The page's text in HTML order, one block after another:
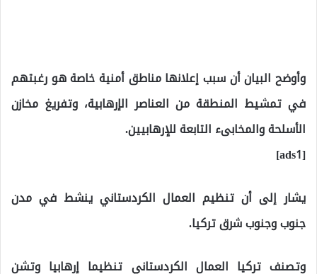
وأوضح البيان أن سبب إعلانها مناطق أمنية خاصة هو رغبتهم
في تمشيط المنطقة من العناصر الإرهابية، وتفريغ مخازن
الأسلحة والمخابىء التابعة للإرهابيين.
[ads1]
يشار إلى أن تنظيم العمال الكردستاني ينشط في مدن
جنوب وجنوب شرق تركيا.
وتصنف تركيا العمال الكردستاني تنظيما إرهابيا وتشن